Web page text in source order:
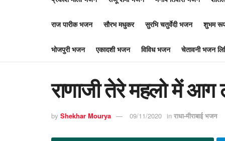
राज पारीक भजन सौरभ मधुकर सुरभि चतुर्वेदी भजन शुभम
भोजपुरी भजन एकादशी भजन विविध भजन चेतावनी भजन
राणाजी तेरे महलो में
by Shekhar Mourya 09/11/2020 in राधा-मीराबाई भजन